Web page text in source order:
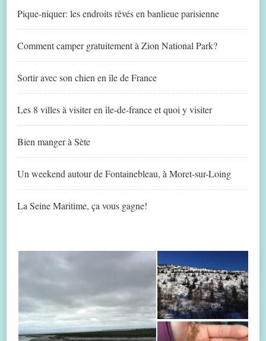
Pique-niquer: les endroits rêvés en banlieue parisienne
Comment camper gratuitement à Zion National Park?
Sortir avec son chien en île de France
Les 8 villes à visiter en île-de-france et quoi y visiter
Bien manger à Sète
Un weekend autour de Fontainebleau, à Moret-sur-Loing
La Seine Maritime, ça vous gagne!